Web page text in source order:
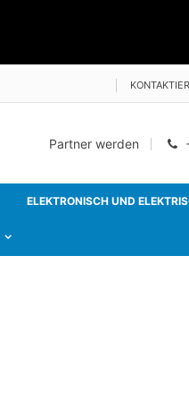
Partner werden
ELEKTRONISCH UND